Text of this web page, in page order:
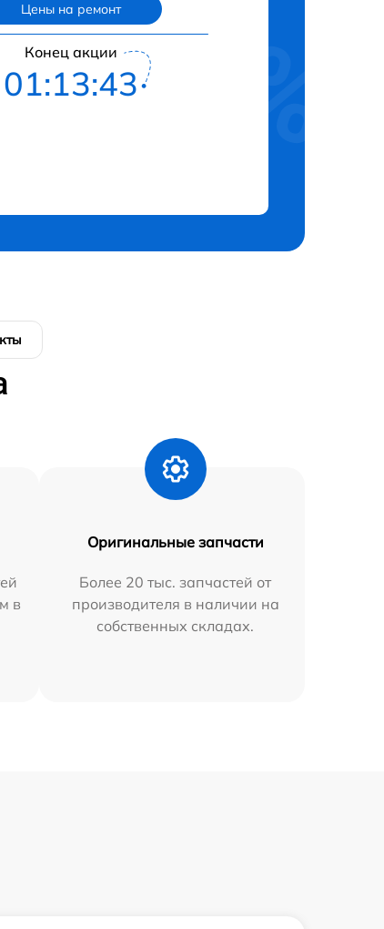
Цены на ремонт
Конец акции
01:13:42
в
Оригинальные запчасти
Более 20 тыс. запчастей от
производителя в наличии на
собственных складах.